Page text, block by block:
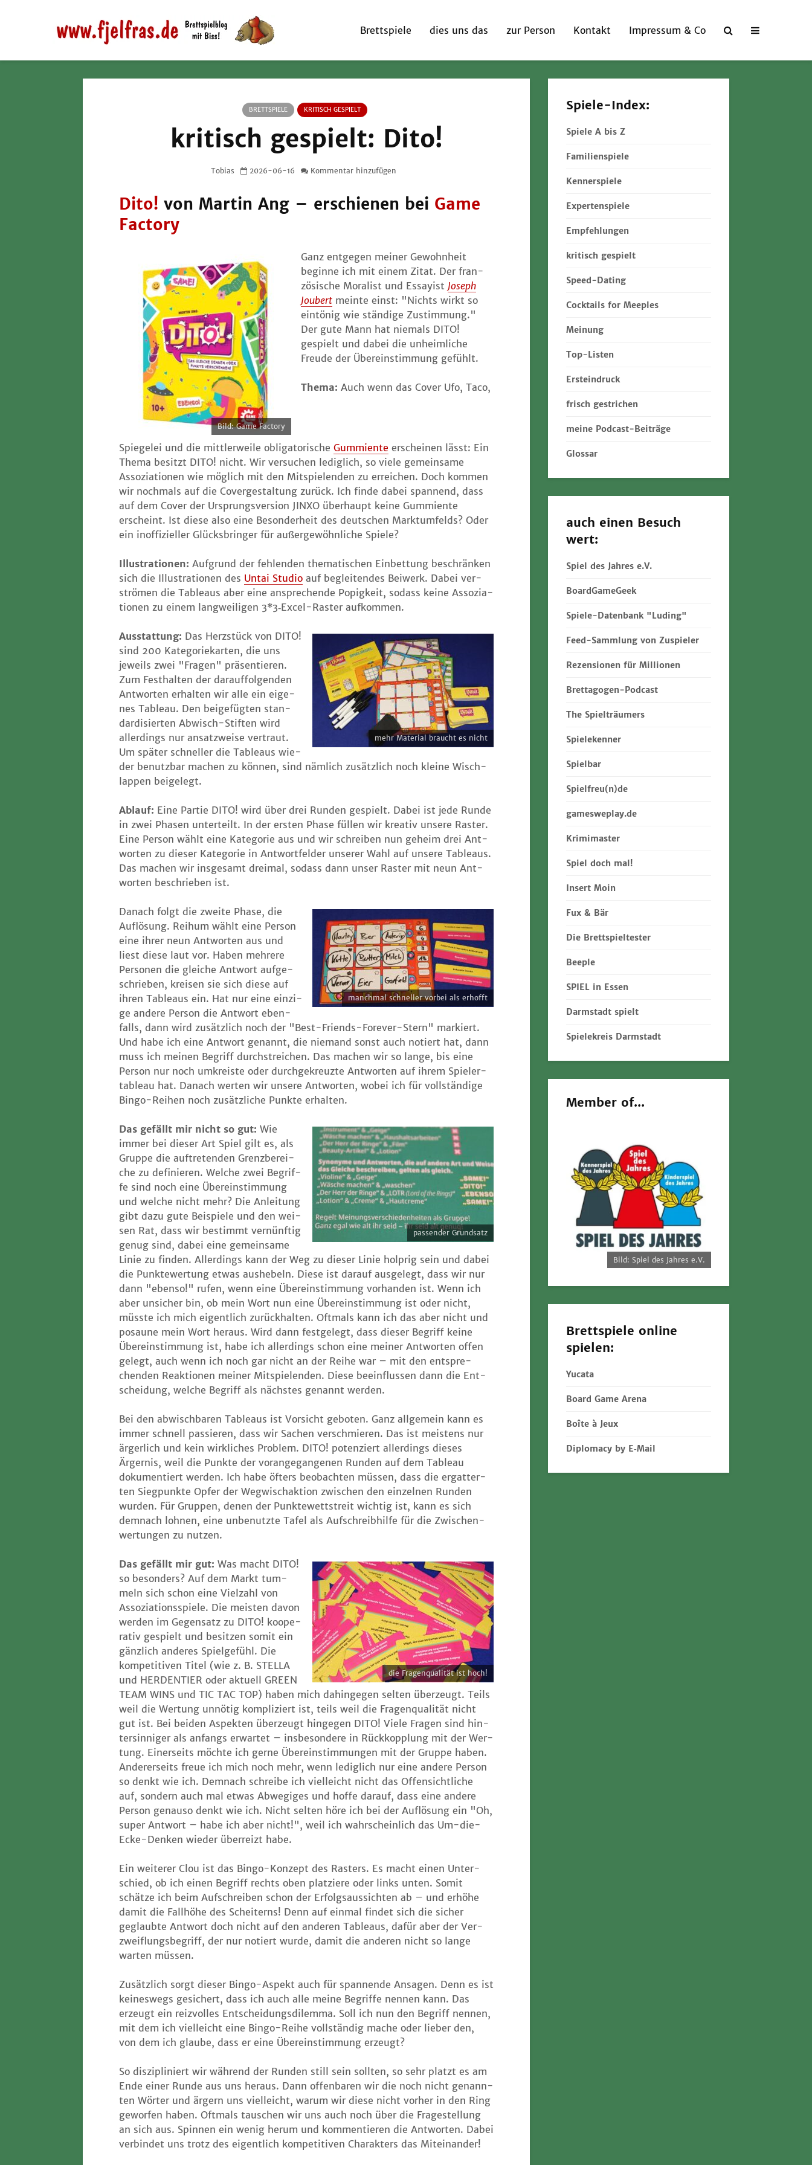
Brettspiele dies uns das zur Person Kontakt Impressum & Co
BRETTSPIELE KRITISCH GESPIELT
kritisch gespielt: Dito!
Tobias 2026-06-16 Kommentar hinzufügen
Dito! von Martin Ang – erschienen bei Game
Factory
Bild: Game Factory
Ganz ent­ge­gen mei­ner Gewohn­heit
begin­ne ich mit einem Zitat. Der fran­
zö­si­sche Mora­list und Essay­ist Joseph
Jou­bert mein­te einst: "Nichts wirkt so
ein­tö­nig wie stän­di­ge Zustim­mung."
Der gute Mann hat nie­mals DITO!
gespielt und dabei die unheim­li­che
Freu­de der Über­ein­stim­mung gefühlt.
The­ma: Auch wenn das Cover Ufo, Taco,
Spie­gelei und die mitt­ler­wei­le obli­ga­to­ri­sche Gum­mi­en­te erschei­nen lässt: Ein
The­ma besitzt DITO! nicht. Wir ver­su­chen ledig­lich, so vie­le gemein­sa­me
Asso­zia­tio­nen wie mög­lich mit den Mit­spie­len­den zu errei­chen. Doch kom­men
wir noch­mals auf die Cover­ge­stal­tung zurück. Ich fin­de dabei span­nend, dass
auf dem Cover der Ursprungs­ver­si­on JINXO über­haupt kei­ne Gum­mi­en­te
erscheint. Ist die­se also eine Beson­der­heit des deut­schen Markt­um­felds? Oder
ein inof­fi­zi­el­ler Glücks­brin­ger für außer­ge­wöhn­li­che Spiele?
Illus­tra­tio­nen: Auf­grund der feh­len­den the­ma­ti­schen Ein­bet­tung beschrän­ken
sich die Illus­tra­tio­nen des Untai Stu­dio auf beglei­ten­des Bei­werk. Dabei ver­
strö­men die Tableaus aber eine anspre­chen­de Popig­keit, sodass kei­ne Asso­zia­
tio­nen zu einem lang­wei­li­gen 3*3‑Excel-Raster aufkommen.
mehr Mate­ri­al braucht es nicht
Aus­stat­tung: Das Herz­stück von DITO!
sind 200 Kate­go­rie­kar­ten, die uns
jeweils zwei "Fra­gen" prä­sen­tie­ren.
Zum Fest­hal­ten der dar­auf­fol­gen­den
Ant­wor­ten erhal­ten wir alle ein eige­
nes Tableau. Den bei­gefüg­ten stan­
dar­di­sier­ten Abwisch-Stif­ten wird
aller­dings nur ansatz­wei­se ver­traut.
Um spä­ter schnel­ler die Tableaus wie­
der benutz­bar machen zu kön­nen, sind näm­lich zusätz­lich noch klei­ne Wisch­
lap­pen beigelegt.
Ablauf: Eine Par­tie DITO! wird über drei Run­den gespielt. Dabei ist jede Run­de
in zwei Pha­sen unter­teilt. In der ers­ten Pha­se fül­len wir krea­tiv unse­re Ras­ter.
Eine Per­son wählt eine Kate­go­rie aus und wir schrei­ben nun geheim drei Ant­
wor­ten zu die­ser Kate­go­rie in Ant­wort­fel­der unse­rer Wahl auf unse­re Tableaus.
Das machen wir ins­ge­samt drei­mal, sodass dann unser Ras­ter mit neun Ant­
wor­ten beschrie­ben ist.
manch­mal schnel­ler vor­bei als erhofft
Danach folgt die zwei­te Pha­se, die
Auf­lö­sung. Reih­um wählt eine Per­son
eine ihrer neun Ant­wor­ten aus und
liest die­se laut vor. Haben meh­re­re
Per­so­nen die glei­che Ant­wort auf­ge­
schrie­ben, krei­sen sie sich die­se auf
ihren Tableaus ein. Hat nur eine ein­zi­
ge ande­re Per­son die Ant­wort eben­
falls, dann wird zusätz­lich noch der "Best-Fri­ends-Fore­ver-Stern" mar­kiert.
Und habe ich eine Ant­wort genannt, die nie­mand sonst auch notiert hat, dann
muss ich mei­nen Begriff durch­strei­chen. Das machen wir so lan­ge, bis eine
Per­son nur noch umkreis­te oder durch­ge­kreuz­te Ant­wor­ten auf ihrem Spie­ler­
ta­bleau hat. Danach wer­ten wir unse­re Ant­wor­ten, wobei ich für voll­stän­di­ge
Bin­go-Rei­hen noch zusätz­li­che Punk­te erhalten.
pas­sen­der Grundsatz
Das gefällt mir nicht so gut: Wie
immer bei die­ser Art Spiel gilt es, als
Grup­pe die auf­tre­ten­den Grenz­be­rei­
che zu defi­nie­ren. Wel­che zwei Begrif­
fe sind noch eine Über­ein­stim­mung
und wel­che nicht mehr? Die Anlei­tung
gibt dazu gute Bei­spie­le und den wei­
sen Rat, dass wir bestimmt ver­nünf­tig
genug sind, dabei eine gemein­sa­me
Linie zu fin­den. Aller­dings kann der Weg zu die­ser Linie holp­rig sein und dabei
die Punk­te­wer­tung etwas aus­he­beln. Die­se ist dar­auf aus­ge­legt, dass wir nur
dann "eben­so!" rufen, wenn eine Über­ein­stim­mung vor­han­den ist. Wenn ich
aber unsi­cher bin, ob mein Wort nun eine Über­ein­stim­mung ist oder nicht,
müss­te ich mich eigent­lich zurück­hal­ten. Oft­mals kann ich das aber nicht und
posau­ne mein Wort her­aus. Wird dann fest­ge­legt, dass die­ser Begriff kei­ne
Über­ein­stim­mung ist, habe ich aller­dings schon eine mei­ner Ant­wor­ten offen
gelegt, auch wenn ich noch gar nicht an der Rei­he war – mit den ent­spre­
chen­den Reak­tio­nen mei­ner Mit­spie­len­den. Die­se beein­flus­sen dann die Ent­
schei­dung, wel­che Begriff als nächs­tes genannt werden.
Bei den abwisch­ba­ren Tableaus ist Vor­sicht gebo­ten. Ganz all­ge­mein kann es
immer schnell pas­sie­ren, dass wir Sachen ver­schmie­ren. Das ist meis­tens nur
ärger­lich und kein wirk­li­ches Pro­blem. DITO! poten­ziert aller­dings die­ses
Ärger­nis, weil die Punk­te der vor­an­ge­gan­ge­nen Run­den auf dem Tableau
doku­men­tiert wer­den. Ich habe öfters beob­ach­ten müs­sen, dass die ergat­ter­
ten Sieg­punk­te Opfer der Weg­wi­sch­ak­ti­on zwi­schen den ein­zel­nen Run­den
wur­den. Für Grup­pen, denen der Punk­te­wett­streit wich­tig ist, kann es sich
dem­nach loh­nen, eine unbe­nutz­te Tafel als Auf­schreib­hil­fe für die Zwi­schen­
wer­tun­gen zu nutzen.
die Fra­gen­qua­li­tät ist hoch!
Das gefällt mir gut: Was macht DITO!
so beson­ders? Auf dem Markt tum­
meln sich schon eine Viel­zahl von
Asso­zia­ti­ons­spie­le. Die meis­ten davon
wer­den im Gegen­satz zu DITO! koope­
ra­tiv gespielt und besit­zen somit ein
gänz­lich ande­res Spiel­ge­fühl. Die
kom­pe­ti­ti­ven Titel (wie z. B. STELLA
und HERDENTIER oder aktu­ell GREEN
TEAM WINS und TIC TAC TOP) haben mich dahin­ge­gen sel­ten über­zeugt. Teils
weil die Wer­tung unnö­tig kom­pli­ziert ist, teils weil die Fra­gen­qua­li­tät nicht
gut ist. Bei bei­den Aspek­ten über­zeugt hin­ge­gen DITO! Vie­le Fra­gen sind hin­
ter­sin­ni­ger als anfangs erwar­tet – ins­be­son­de­re in Rück­kopp­lung mit der Wer­
tung. Einer­seits möch­te ich ger­ne Über­ein­stim­mun­gen mit der Grup­pe haben.
Ande­rer­seits freue ich mich noch mehr, wenn ledig­lich nur eine ande­re Per­son
so denkt wie ich. Dem­nach schrei­be ich viel­leicht nicht das Offen­sicht­li­che
auf, son­dern auch mal etwas Abwe­gi­ges und hof­fe dar­auf, dass eine ande­re
Per­son genau­so denkt wie ich. Nicht sel­ten höre ich bei der Auf­lö­sung ein "Oh,
super Ant­wort – habe ich aber nicht!", weil ich wahr­schein­lich das Um-die-
Ecke-Den­ken wie­der über­reizt habe.
Ein wei­te­rer Clou ist das Bin­go-Kon­zept des Ras­ters. Es macht einen Unter­
schied, ob ich einen Begriff rechts oben plat­zie­re oder links unten. Somit
schät­ze ich beim Auf­schrei­ben schon der Erfolgs­aus­sich­ten ab – und erhö­he
damit die Fall­hö­he des Schei­terns! Denn auf ein­mal fin­det sich die sicher
geglaub­te Ant­wort doch nicht auf den ande­ren Tableaus, dafür aber der Ver­
zweif­lungs­be­griff, der nur notiert wur­de, damit die ande­ren nicht so lan­ge
war­ten müssen.
Zusätz­lich sorgt die­ser Bin­go-Aspekt auch für span­nen­de Ansa­gen. Denn es ist
kei­nes­wegs gesi­chert, dass ich auch alle mei­ne Begrif­fe nen­nen kann. Das
erzeugt ein reiz­vol­les Ent­schei­dungs­di­lem­ma. Soll ich nun den Begriff nen­nen,
mit dem ich viel­leicht eine Bin­go-Rei­he voll­stän­dig mache oder lie­ber den,
von dem ich glau­be, dass er eine Über­ein­stim­mung erzeugt?
So dis­zi­pli­niert wir wäh­rend der Run­den still sein soll­ten, so sehr platzt es am
Ende einer Run­de aus uns her­aus. Dann offen­ba­ren wir die noch nicht genann­
ten Wör­ter und ärgern uns viel­leicht, war­um wir die­se nicht vor­her in den Ring
gewor­fen haben. Oft­mals tau­schen wir uns auch noch über die Fra­ge­stel­lung
an sich aus. Spin­nen ein wenig her­um und kom­men­tie­ren die Ant­wor­ten. Dabei
ver­bin­det uns trotz des eigent­lich kom­pe­ti­ti­ven Cha­rak­ters das Miteinander!
Spiele-Index:
Spiele A bis Z
Familienspiele
Kennerspiele
Expertenspiele
Empfehlungen
kritisch gespielt
Speed-Dating
Cocktails for Meeples
Meinung
Top-Listen
Ersteindruck
frisch gestrichen
meine Podcast-Beiträge
Glossar
auch einen Besuch
wert:
Spiel des Jahres e.V.
BoardGameGeek
Spiele-Datenbank "Luding"
Feed-Sammlung von Zuspieler
Rezensionen für Millionen
Brettagogen-Podcast
The Spielträumers
Spielekenner
Spielbar
Spielfreu(n)de
gamesweplay.de
Krimimaster
Spiel doch mal!
Insert Moin
Fux & Bär
Die Brettspieltester
Beeple
SPIEL in Essen
Darmstadt spielt
Spielekreis Darmstadt
Member of...
Bild: Spiel des Jahres e.V.
Brettspiele online
spielen:
Yucata
Board Game Arena
Boîte à Jeux
Diplomacy by E‑Mail